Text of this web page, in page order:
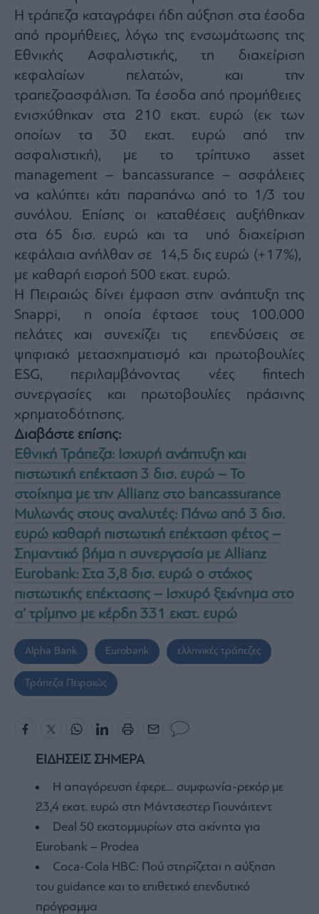
Η τράπεζα καταγράφει ήδη αύξηση στα έσοδα
από προμήθειες, λόγω της ενσωμάτωσης της
Εθνικής Ασφαλιστικής, τη διαχείριση
κεφαλαίων πελατών, και την
τραπεζοασφάλιση. Τα έσοδα από προμήθειες
ενισχύθηκαν στα 210 εκατ. ευρώ (εκ των
οποίων τα 30 εκατ. ευρώ από την
ασφαλιστική), με το τρίπτυχο asset
management – bancassurance – ασφάλειες
να καλύπτει κάτι παραπάνω από το 1/3 του
συνόλου. Επίσης οι καταθέσεις αυξήθηκαν
στα 65 δισ. ευρώ και τα υπό διαχείριση
κεφάλαια ανήλθαν σε 14,5 δις ευρώ (+17%),
με καθαρή εισροή 500 εκατ. ευρώ.
Η Πειραιώς δίνει έμφαση στην ανάπτυξη της
Snappi, η οποία έφτασε τους 100.000
πελάτες και συνεχίζει τις επενδύσεις σε
ψηφιακό μετασχηματισμό και πρωτοβουλίες
ESG, περιλαμβάνοντας νέες fintech
συνεργασίες και πρωτοβουλίες πράσινης
χρηματοδότησης.
Διαβάστε επίσης:
Εθνική Τράπεζα: Ισχυρή ανάπτυξη και
πιστωτική επέκταση 3 δισ. ευρώ – Το
στοίχημα με την Allianz στο bancassurance
Μυλωνάς στους αναλυτές: Πάνω από 3 δισ.
ευρώ καθαρή πιστωτική επέκταση φέτος –
Σημαντικό βήμα η συνεργασία με Allianz
Eurobank: Στα 3,8 δισ. ευρώ ο στόχος
πιστωτικής επέκτασης – Ισχυρό ξεκίνημα στο
α’ τρίμηνο με κέρδη 331 εκατ. ευρώ
Alpha Bank Eurobank ελληνικές τράπεζες
Τράπεζα Πειραιώς
ΕΙΔΗΣΕΙΣ ΣΗΜΕΡΑ
Η απαγόρευση έφερε… συμφωνία-ρεκόρ με
23,4 εκατ. ευρώ στη Μάντσεστερ Γιουνάιτεντ
Deal 50 εκατομμυρίων στα ακίνητα για
Eurobank – Prodea
Coca-Cola HBC: Πού στηρίζεται η αύξηση
του guidance και το επιθετικό επενδυτικό
πρόγραμμα